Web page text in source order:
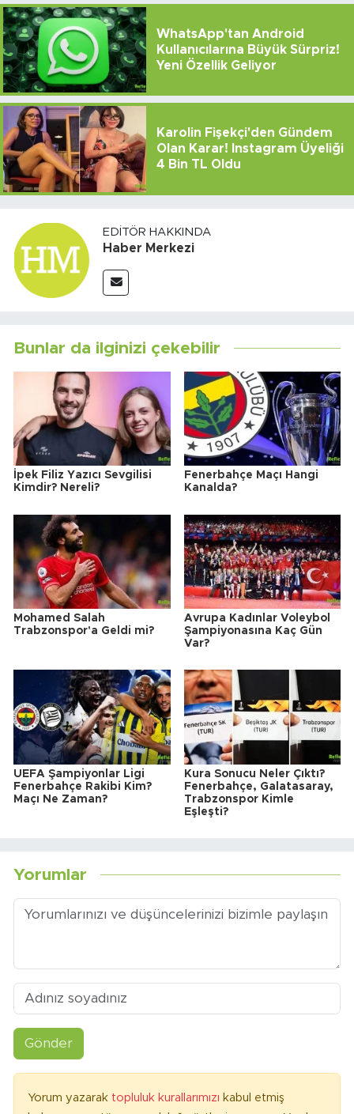
WhatsApp'tan Android
Kullanıcılarına Büyük Sürpriz!
Yeni Özellik Geliyor
Karolin Fişekçi'den Gündem
Olan Karar! Instagram Üyeliği
4 Bin TL Oldu
EDITÖR HAKKINDA
Haber Merkezi
Bunlar da ilginizi çekebilir
İpek Filiz Yazıcı Sevgilisi
Kimdir? Nereli?
Fenerbahçe Maçı Hangi
Kanalda?
Mohamed Salah
Trabzonspor'a Geldi mi?
Avrupa Kadınlar Voleybol
Şampiyonasına Kaç Gün
Var?
UEFA Şampiyonlar Ligi
Fenerbahçe Rakibi Kim?
Maçı Ne Zaman?
Kura Sonucu Neler Çıktı?
Fenerbahçe, Galatasaray,
Trabzonspor Kimle
Eşleşti?
Yorumlar
Gönder
Yorum yazarak topluluk kurallarımızı kabul etmiş